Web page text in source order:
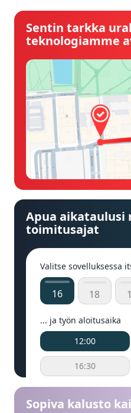
Sentin tarkka
teknologiamme
Apua aikataulusi
toimitusajat
Valitse sovelluksessa
16 18
... ja työn aloitusaika
12:00
16:30
Sopiva kalusto